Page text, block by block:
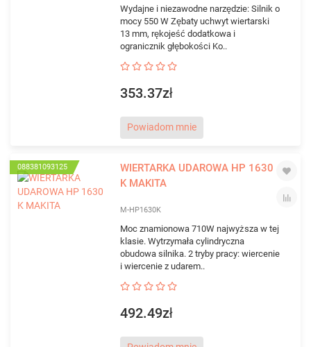
Wydajne i niezawodne narzędzie: Silnik o
mocy 550 W Zębaty uchwyt wiertarski
13 mm, rękojeść dodatkowa i
ogranicznik głębokości Ko..
353.37zł
Powiadom mnie
088381093125
WIERTARKA UDAROWA HP 1630
K MAKITA
M-HP1630K
Moc znamionowa 710W najwyższa w tej
klasie. Wytrzymała cylindryczna
obudowa silnika. 2 tryby pracy: wiercenie
i wiercenie z udarem..
492.49zł